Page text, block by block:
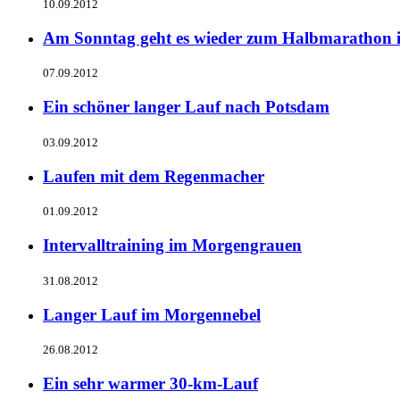
10.09.2012
Am Sonntag geht es wieder zum Halbmarathon
07.09.2012
Ein schöner langer Lauf nach Potsdam
03.09.2012
Laufen mit dem Regenmacher
01.09.2012
Intervalltraining im Morgengrauen
31.08.2012
Langer Lauf im Morgennebel
26.08.2012
Ein sehr warmer 30-km-Lauf